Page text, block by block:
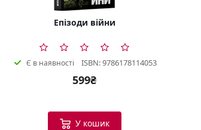
Епізоди війни
Є в наявності ISBN: 9786178114053
599₴
У кошик